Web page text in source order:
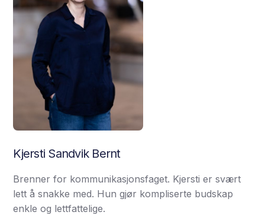
Kjersti Sandvik Bernt
Brenner for kommunikasjonsfaget. Kjersti er svært
lett å snakke med. Hun gjør kompliserte budskap
enkle og lettfattelige.